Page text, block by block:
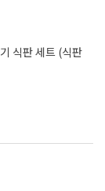
식판 세트 (식판